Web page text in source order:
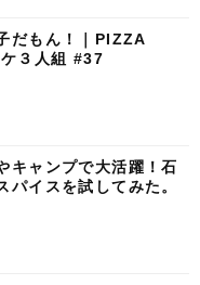
だもん！｜PIZZA
３人組 #37
キャンプで大活躍！石
パイスを試してみた。